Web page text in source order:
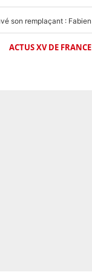
ACTUS XV DE FRANCE